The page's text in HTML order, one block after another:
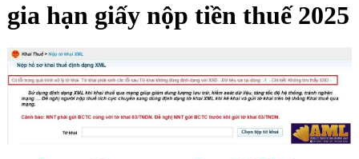
gia hạn giấy nộp tiền thuế 2025